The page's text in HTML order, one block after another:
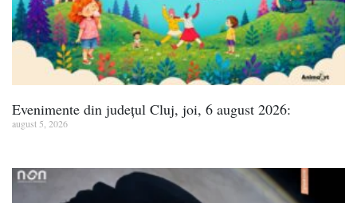
Evenimente din județul Cluj, joi, 6 august 2026:
august 5, 2026